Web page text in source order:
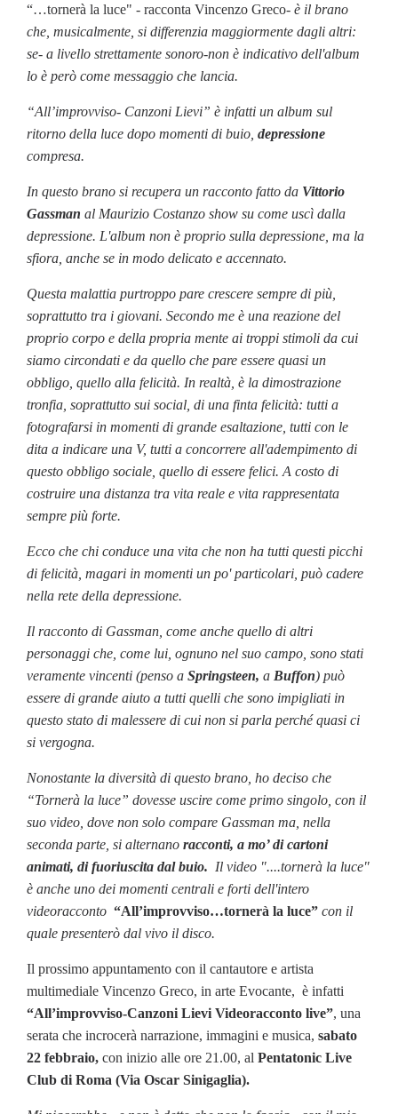
“…tornerà la luce" - racconta Vincenzo Greco- è il brano
che, musicalmente, si differenzia maggiormente dagli altri:
se- a livello strettamente sonoro-non è indicativo dell'album
lo è però come messaggio che lancia.
“All’improvviso- Canzoni Lievi” è infatti un album sul
ritorno della luce dopo momenti di buio, depressione
compresa.
In questo brano si recupera un racconto fatto da Vittorio
Gassman al Maurizio Costanzo show su come uscì dalla
depressione. L'album non è proprio sulla depressione, ma la
sfiora, anche se in modo delicato e accennato.
Questa malattia purtroppo pare crescere sempre di più,
soprattutto tra i giovani. Secondo me è una reazione del
proprio corpo e della propria mente ai troppi stimoli da cui
siamo circondati e da quello che pare essere quasi un
obbligo, quello alla felicità. In realtà, è la dimostrazione
tronfia, soprattutto sui social, di una finta felicità: tutti a
fotografarsi in momenti di grande esaltazione, tutti con le
dita a indicare una V, tutti a concorrere all'adempimento di
questo obbligo sociale, quello di essere felici. A costo di
costruire una distanza tra vita reale e vita rappresentata
sempre più forte.
Ecco che chi conduce una vita che non ha tutti questi picchi
di felicità, magari in momenti un po' particolari, può cadere
nella rete della depressione.
Il racconto di Gassman, come anche quello di altri
personaggi che, come lui, ognuno nel suo campo, sono stati
veramente vincenti (penso a Springsteen, a Buffon) può
essere di grande aiuto a tutti quelli che sono impigliati in
questo stato di malessere di cui non si parla perché quasi ci
si vergogna.
Nonostante la diversità di questo brano, ho deciso che
“Tornerà la luce” dovesse uscire come primo singolo, con il
suo video, dove non solo compare Gassman ma, nella
seconda parte, si alternano racconti, a mo’ di cartoni
animati, di fuoriuscita dal buio. Il video "....tornerà la luce"
è anche uno dei momenti centrali e forti dell'intero
videoracconto “All’improvviso…tornerà la luce” con il
quale presenterò dal vivo il disco.
Il prossimo appuntamento con il cantautore e artista
multimediale Vincenzo Greco, in arte Evocante, è infatti
“All’improvviso-Canzoni Lievi Videoracconto live”, una
serata che incrocerà narrazione, immagini e musica, sabato
22 febbraio, con inizio alle ore 21.00, al Pentatonic Live
Club di Roma (Via Oscar Sinigaglia).